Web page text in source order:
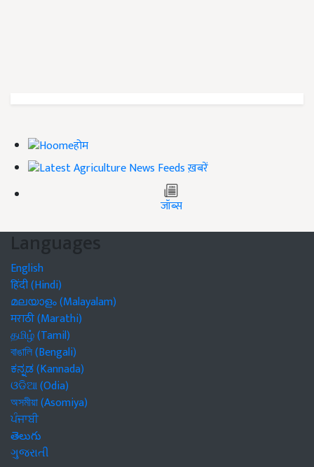
होम
ख़बरें
जॉब्स
Languages
English
हिंदी (Hindi)
മലയാളം (Malayalam)
मराठी (Marathi)
தமிழ் (Tamil)
বাঙালি (Bengali)
ಕನ್ನಡ (Kannada)
ଓଡିଆ (Odia)
অসমীয়া (Asomiya)
ਪੰਜਾਬੀ
తెలుగు
ગુજરાતી